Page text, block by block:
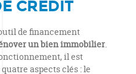
CRÉDIT
de financement
un bien immobilier.
il est
aspects clés : le